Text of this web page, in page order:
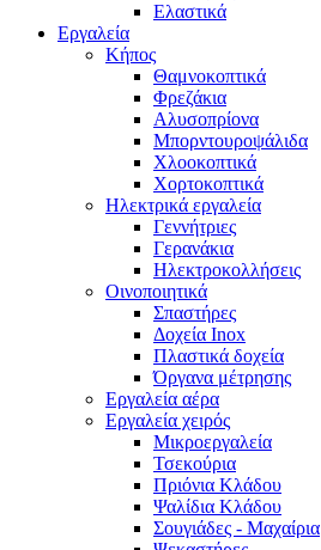
Ελαστικά
Εργαλεία
Κήπος
Θαμνοκοπτικά
Φρεζάκια
Aλυσοπρίονα
Μπορντουροψάλιδα
Χλοοκοπτικά
Χορτοκοπτικά
Ηλεκτρικά εργαλεία
Γεννήτριες
Γερανάκια
Ηλεκτροκολλήσεις
Οινοποιητικά
Σπαστήρες
Δοχεία Inox
Πλαστικά δοχεία
Όργανα μέτρησης
Εργαλεία αέρα
Εργαλεία χειρός
Μικροεργαλεία
Τσεκούρια
Πριόνια Κλάδου
Ψαλίδια Κλάδου
Σουγιάδες - Μαχαίρια